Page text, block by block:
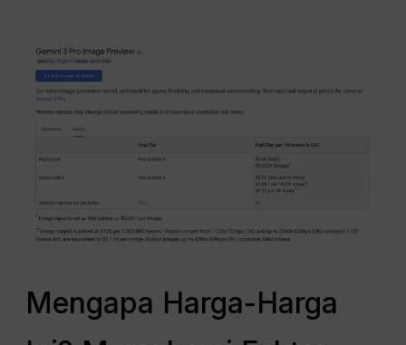
Mengapa Harga-Harga